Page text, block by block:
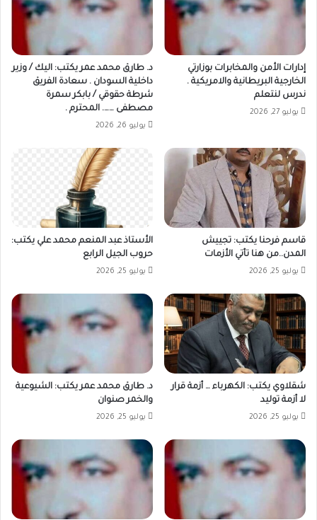
إدارات الأمن والمخابرات بوزارتي
الخارجية البريطانية والامريكية .
ندرس لنتعلم
يوليو 27, 2026
د. طارق محمد عمر يكتب: اليك / وزير
داخلية السودان . سعادة الفريق
شرطة حقوقي / بابكر سمرة
مصطفى ……. المحترم .
يوليو 26, 2026
قاسم فرحنا يكتب: تجييش
المدن..من هنا تأتي الأزمات
يوليو 25, 2026
الأستاذ عبد المنعم محمد علي يكتب:
حروب الجيل الرابع
يوليو 25, 2026
شقلاوي يكتب: الكهرباء … أزمة قرار
لا أزمة توليد
يوليو 25, 2026
د. طارق محمد عمر يكتب: الشيوعية
والخمر صنوان
يوليو 25, 2026